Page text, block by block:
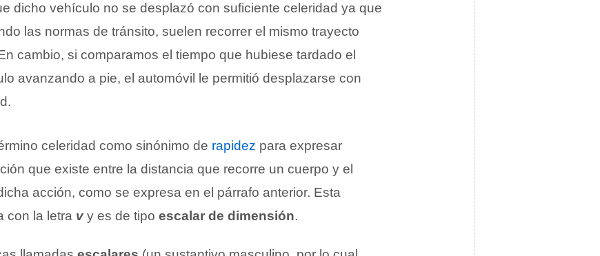
dicho vehículo no se desplazó con suficiente celeridad ya que
las normas de tránsito, suelen recorrer el mismo trayecto
cambio, si comparamos el tiempo que hubiese tardado el
avanzando a pie, el automóvil le permitió desplazarse con
celeridad como sinónimo de rapidez para expresar
que existe entre la distancia que recorre un cuerpo y el
acción, como se expresa en el párrafo anterior. Esta
con la letra vy es de tipo escalar de dimensión.